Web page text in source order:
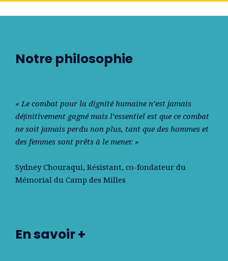
Notre philosophie
« Le combat pour la dignité humaine n’est jamais
déﬁnitivement gagné mais l’essentiel est que ce combat
ne soit jamais perdu non plus, tant que des hommes et
des femmes sont prêts à le mener. »
Sydney Chouraqui, Résistant, co-fondateur du
Mémorial du Camp des Milles
En savoir +